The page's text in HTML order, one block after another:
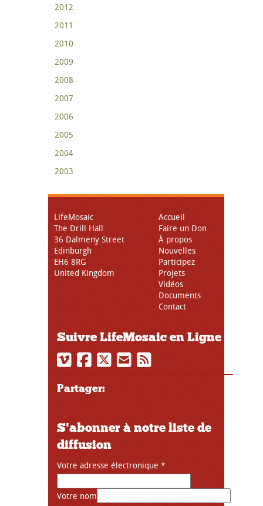
2012
2011
2010
2009
2008
2007
2006
2005
2004
2003
LifeMosaic
The Drill Hall
36 Dalmeny Street
Edinburgh
EH6 8RG
United Kingdom
Accueil
Faire un Don
À propos
Nouvelles
Participez
Projets
Vidéos
Documents
Contact
Suivre LifeMosaic en Ligne
Partager:
S'abonner à notre liste de
diffusion
Votre adresse électronique *
Votre nom